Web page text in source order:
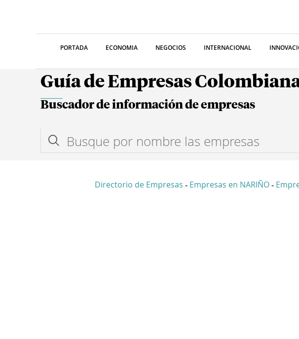
PORTADA ECONOMIA NEGOCIOS INTERNACIONAL
Guía de Empresas
Buscador de información de empresas
Directorio de Empresas - Empresas en NARIÑO -